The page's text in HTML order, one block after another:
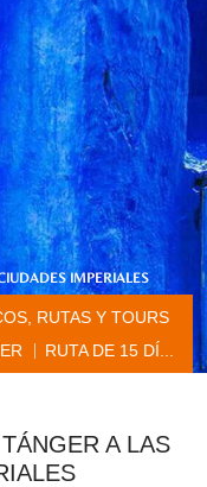
IMPERIALES
RUTAS Y TOURS
RUTA DE 15 DÍ...
A LAS